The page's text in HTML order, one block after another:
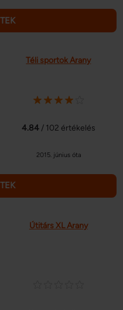
Téli sportok Arany
4.84 / 102 értékelés
2015. június óta
Útitárs XL Arany